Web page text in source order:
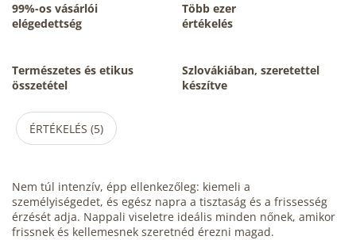
99%-os vásárlói
elégedettség
Több ezer
értékelés
Természetes és etikus
összetétel
Szlovákiában, szeretettel
készítve
ÉRTÉKELÉS (5)
Nem túl intenzív, épp ellenkezőleg: kiemeli a
személyiségedet, és egész napra a tisztaság és a frissesség
érzését adja. Nappali viseletre ideális minden nőnek, amikor
frissnek és kellemesnek szeretnéd érezni magad.